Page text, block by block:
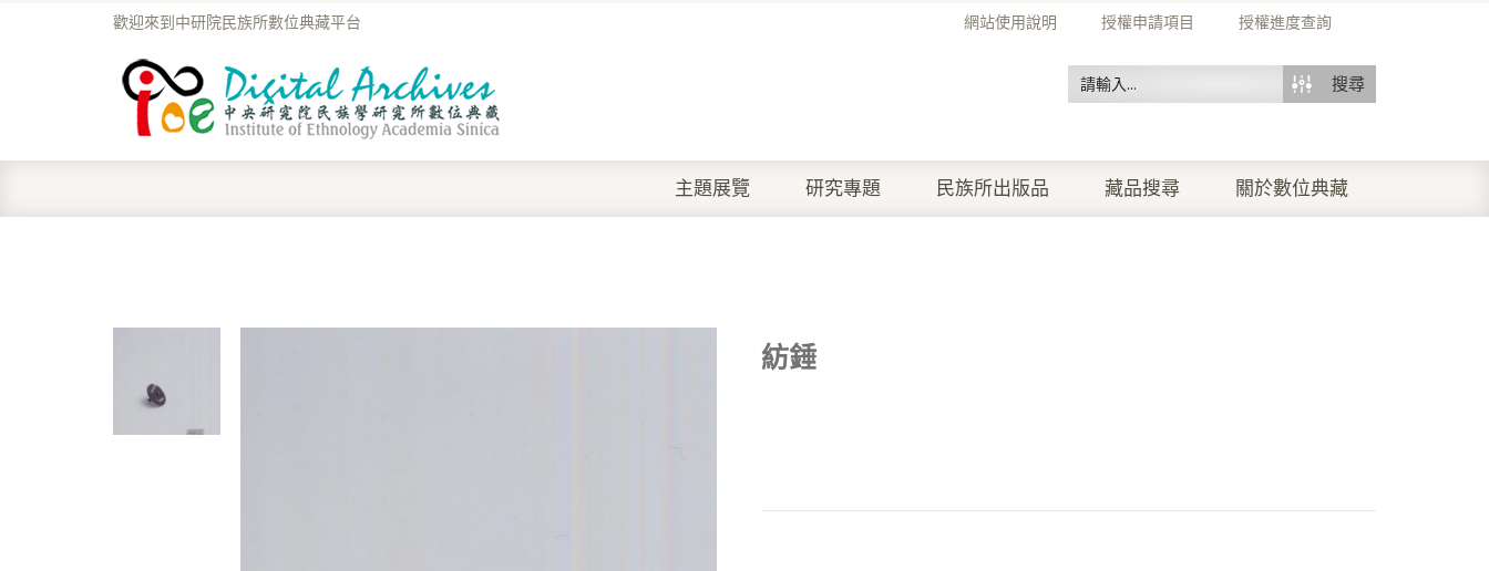
網站使用說明 授權申請項目 授權進度查詢
歡迎來到中研院民族所數位典藏平台
搜尋
主題展覽 研究專題 民族所出版品 藏品搜尋 關於數位典藏
紡錘